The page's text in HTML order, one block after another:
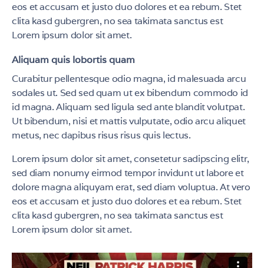
eos et accusam et justo duo dolores et ea rebum. Stet
clita kasd gubergren, no sea takimata sanctus est
Lorem ipsum dolor sit amet.
Aliquam quis lobortis quam
Curabitur pellentesque odio magna, id malesuada arcu
sodales ut. Sed sed quam ut ex bibendum commodo id
id magna. Aliquam sed ligula sed ante blandit volutpat.
Ut bibendum, nisi et mattis vulputate, odio arcu aliquet
metus, nec dapibus risus risus quis lectus.
Lorem ipsum dolor sit amet, consetetur sadipscing elitr,
sed diam nonumy eirmod tempor invidunt ut labore et
dolore magna aliquyam erat, sed diam voluptua. At vero
eos et accusam et justo duo dolores et ea rebum. Stet
clita kasd gubergren, no sea takimata sanctus est
Lorem ipsum dolor sit amet.